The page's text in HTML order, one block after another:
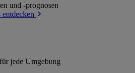
und -prognosen
jede Umgebung